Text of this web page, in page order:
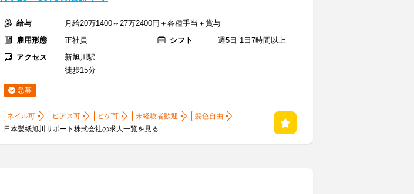
給与
月給20万1400～27万2400円＋各種手当＋賞与
雇用形態
正社員 シフト
週5日 1日7時間以上
アクセス
新旭川駅
徒歩15分
急募
ネイル可 ピアス可 ヒゲ可 未経験者歓迎
髪色自由
日本製紙旭川サポート株式会社の求人一覧を見る